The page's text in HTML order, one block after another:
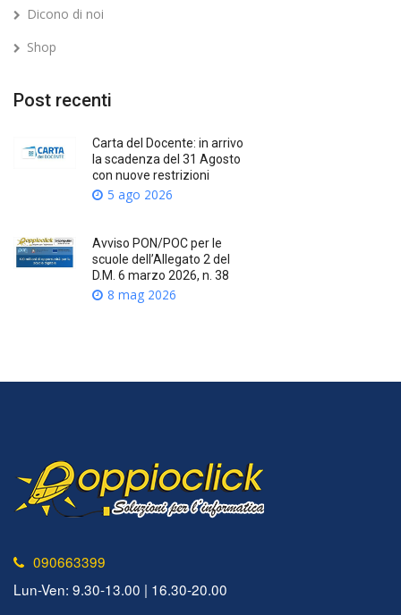
Dicono di noi
Shop
Post recenti
Carta del Docente: in arrivo
la scadenza del 31 Agosto
con nuove restrizioni
5 ago 2026
Avviso PON/POC per le
scuole dell’Allegato 2 del
D.M. 6 marzo 2026, n. 38
8 mag 2026
090663399
Lun-Ven: 9.30-13.00 | 16.30-20.00